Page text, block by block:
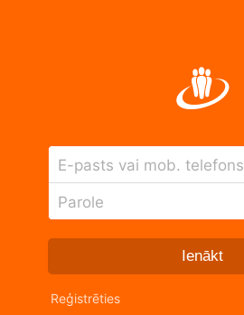
E-pasts vai mob. telefons
Parole
Ienākt
Reģistrēties